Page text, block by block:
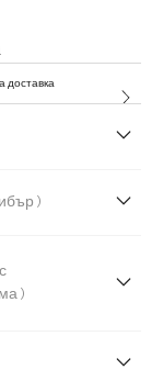
доставка
( Микрофибър )
конусообразна форма )